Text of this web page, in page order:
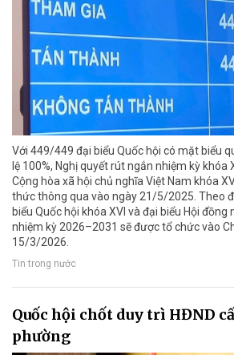
Với 449/449 đại biểu Quốc hội có mặt biểu
lệ 100%, Nghị quyết rút ngắn nhiệm kỳ khóa
Cộng hòa xã hội chủ nghĩa Việt Nam khóa
thức thông qua vào ngày 21/5/2025. Theo
biểu Quốc hội khóa XVI và đại biểu Hội đồng
nhiệm kỳ 2026–2031 sẽ được tổ chức vào
15/3/2026.
Tin trong nước
Quốc hội chốt duy trì HĐND
phường